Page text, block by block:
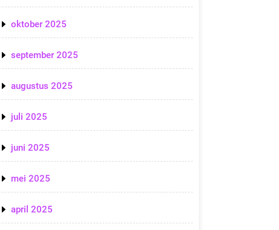
oktober 2025
september 2025
augustus 2025
juli 2025
juni 2025
mei 2025
april 2025